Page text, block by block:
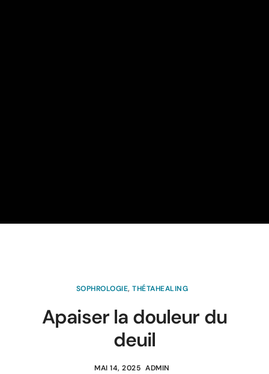
SOPHROLOGIE,THÉTAHEALING
Apaiser la douleur du
deuil
MAI 14, 2025 ADMIN